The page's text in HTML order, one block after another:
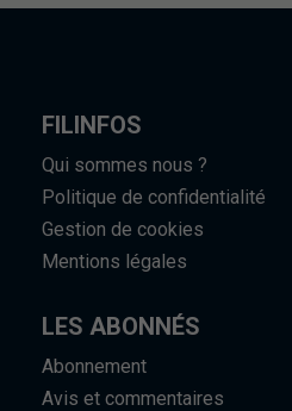
FILINFOS
Qui sommes nous ?
Politique de confidentialité
Gestion de cookies
Mentions légales
LES ABONNÉS
Abonnement
Avis et commentaires